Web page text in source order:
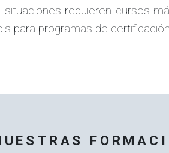
requieren cursos
para programas de